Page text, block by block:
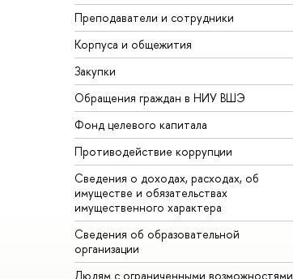
Преподаватели и сотрудники
Корпуса и общежития
Закупки
Обращения граждан в НИУ ВШЭ
Фонд целевого капитала
Противодействие коррупции
Сведения о доходах, расходах, об
имуществе и обязательствах
имущественного характера
Сведения об образовательной
организации
Людям с ограниченными возможностями